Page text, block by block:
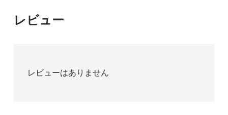
レビュー
レビューはありません